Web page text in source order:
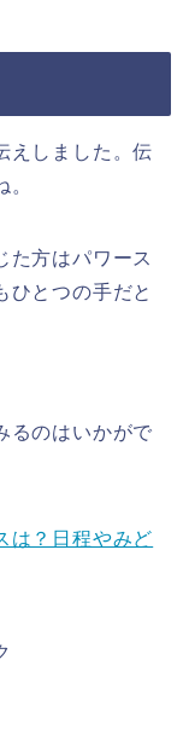
えしました。伝
た方はパワース
ひとつの手だと
るのはいかがで
は？日程やみど